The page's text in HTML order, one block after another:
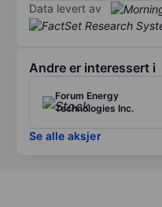
Data levert av
Andre er interessert i
Forum Energy
Technologies Inc.
Se alle aksjer